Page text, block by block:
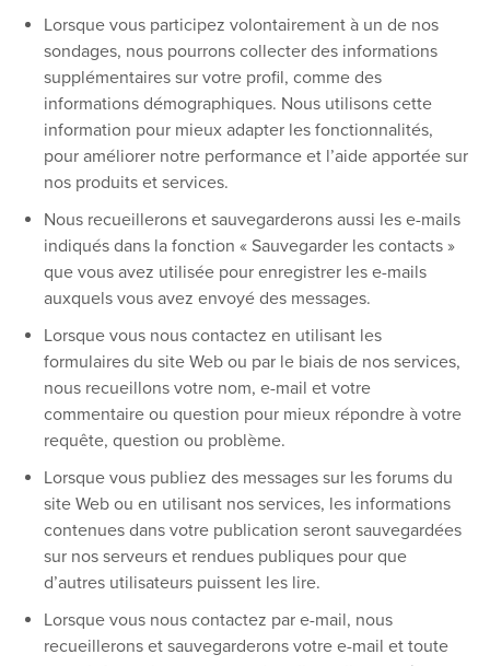
Lorsque vous participez volontairement à un de nos
sondages, nous pourrons collecter des informations
supplémentaires sur votre profil, comme des
informations démographiques. Nous utilisons cette
information pour mieux adapter les fonctionnalités,
pour améliorer notre performance et l’aide apportée sur
nos produits et services.
Nous recueillerons et sauvegarderons aussi les e-mails
indiqués dans la fonction « Sauvegarder les contacts »
que vous avez utilisée pour enregistrer les e-mails
auxquels vous avez envoyé des messages.
Lorsque vous nous contactez en utilisant les
formulaires du site Web ou par le biais de nos services,
nous recueillons votre nom, e-mail et votre
commentaire ou question pour mieux répondre à votre
requête, question ou problème.
Lorsque vous publiez des messages sur les forums du
site Web ou en utilisant nos services, les informations
contenues dans votre publication seront sauvegardées
sur nos serveurs et rendues publiques pour que
d’autres utilisateurs puissent les lire.
Lorsque vous nous contactez par e-mail, nous
recueillerons et sauvegarderons votre e-mail et toute